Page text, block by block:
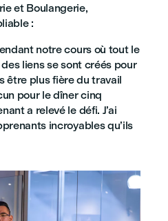
et Boulangerie,
:
notre cours où tout le
liens se sont créés pour
être plus fière du travail
pour le dîner cinq
a relevé le défi. J’ai
incroyables qu’ils